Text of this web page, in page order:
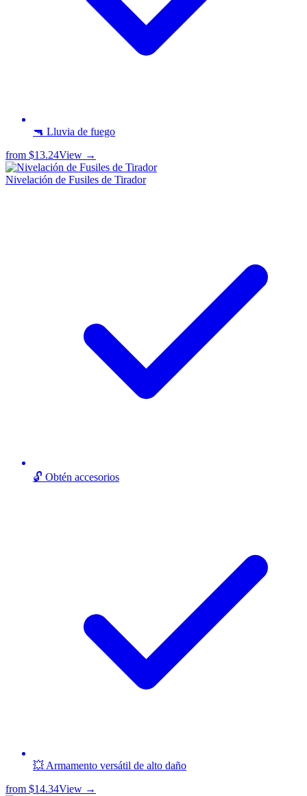
🔫 Lluvia de fuego
from $13.24View →
Nivelación de Fusiles de Tirador
🔓 Obtén accesorios
💥 Armamento versátil de alto daño
from $14.34View →